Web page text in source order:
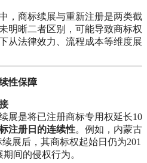
，商标续展与重新注册是两类截
明晰二者区别，可能导致商标权
从法律效力、流程成本等维度展
性保障
展是将已注册商标专用权延长10
注册日的连续性。例如，内蒙古
展后，其商标权起始日仍为201
间的侵权行为。